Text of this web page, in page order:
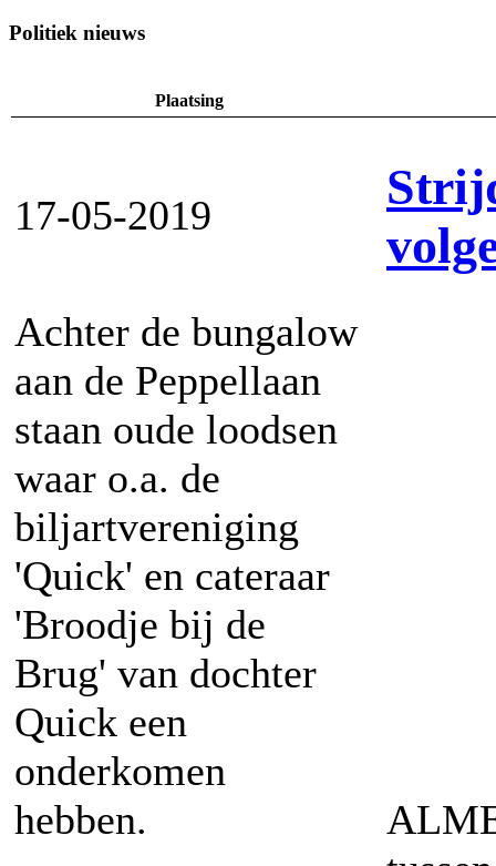
Politiek nieuws
Plaatsing
17-05-2019
Achter de bungalow
aan de Peppellaan
staan oude loodsen
waar o.a. de
biljartvereniging
'Quick' en cateraar
'Broodje bij de
Brug' van dochter
Quick een
onderkomen
hebben.